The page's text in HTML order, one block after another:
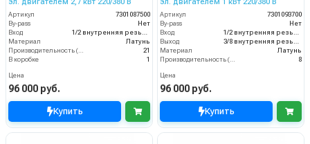
Артикул
7301087500
By-pass
Нет
Вход
Материал
Латунь
21
В коробке
1
Цена
96 000 руб.
Купить
Артикул
7301093700
By-pass
Нет
Вход
Выход
Материал
Латунь
8
Цена
96 000 руб.
Купить